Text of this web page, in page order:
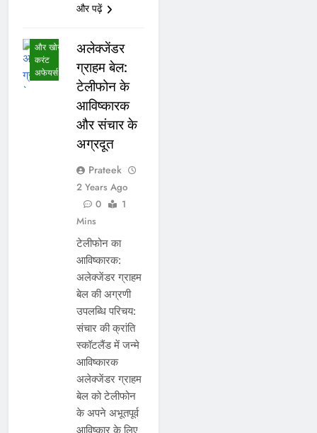
और पढ़ें
और खोज
करंट
अफेयर्स
अलेक्जेंडर
ग्राहम बेल:
टेलीफोन के
आविष्कारक
और संचार के
अग्रदूत
Prateek
2 Years Ago
0
1
Mins
टेलीफोन का
आविष्कारक:
अलेक्जेंडर ग्राहम
बेल की अग्रणी
उपलब्धि परिचय:
संचार की क्रांति
स्कॉटलैंड में जन्मे
आविष्कारक
अलेक्जेंडर ग्राहम
बेल को टेलीफोन
के अपने अभूतपूर्व
आविष्कार के लिए